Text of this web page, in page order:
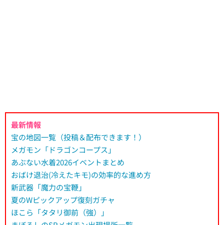
最新情報
宝の地図一覧（投稿＆配布できます！）
メガモン「ドラゴンコープス」
あぶない水着2026イベントまとめ
おばけ退治(冷えたキモ)の効率的な進め方
新武器「魔力の宝鞭」
夏のWピックアップ復刻ガチャ
ほこら「タタリ御前（強）」